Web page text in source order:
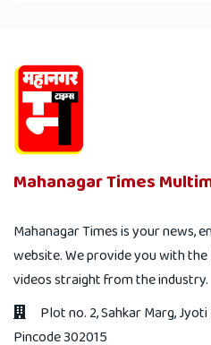
Mahanagar Times
Mahanagar Times is your news,
website. We provide you with
videos straight from the industry.
Plot no. 2, Sahkar Marg,
Pincode 302015